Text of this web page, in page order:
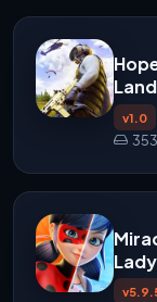
v1.0
v1.0
APK